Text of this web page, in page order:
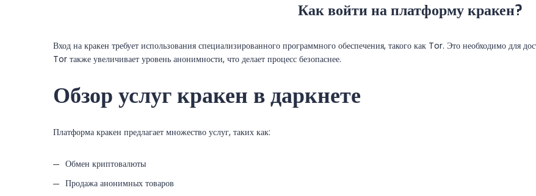
Как войти на платформу кракен?
Вход на кракен требует использования специализированного программного обеспечения, такого как Tor. Это необходимо для
Tor также увеличивает уровень анонимности, что делает процесс безопаснее.
Обзор услуг кракен в даркнете
Платформа кракен предлагает множество услуг, таких как:
Обмен криптовалюты
Продажа анонимных товаров